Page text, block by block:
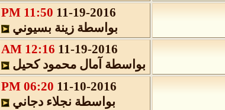
11-19-2016
11:50 PM
بواسطة زينة بسيوني
11-19-2016
12:16 AM
بواسطة آمال محمود كحيل
11-10-2016
06:20 PM
بواسطة نجلاء دجاني